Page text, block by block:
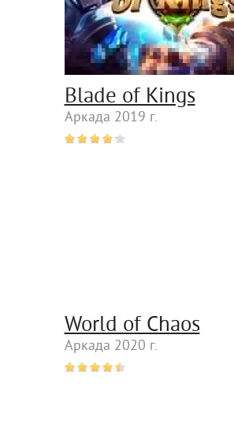
Blade of Kings
Аркада 2019 г.
World of Chaos
Аркада 2020 г.